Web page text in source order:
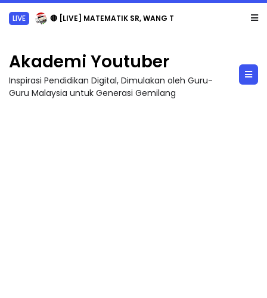
LIVE 🔴 [LIVE] MATEMATIK SR, WANG TAHUN 6 OLEH CIKGU ANITA #ALLINONE #141 #...
Akademi Youtuber
Inspirasi Pendidikan Digital, Dimulakan oleh Guru-
Guru Malaysia untuk Generasi Gemilang